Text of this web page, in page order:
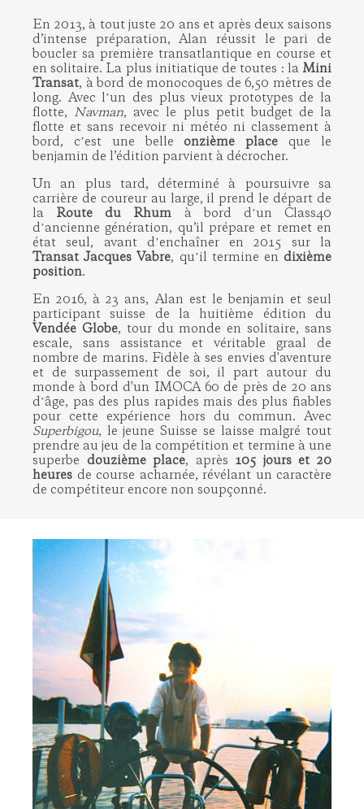
En 2013, à tout juste 20 ans et après deux saisons
d’intense préparation, Alan réussit le pari de
boucler sa première transatlantique en course et
en solitaire. La plus initiatique de toutes : la Mini
Transat, à bord de monocoques de 6,50 mètres de
long. Avec lʼun des plus vieux prototypes de la
flotte,Navman, avec le plus petit budget de la
flotte et sans recevoir ni météo ni classement à
bord, cʼest une belle onzième place que le
benjamin de l’édition parvient à décrocher.
Un an plus tard, déterminé à poursuivre sa
carrière de coureur au large, il prend le départ de
la Route du Rhum à bord dʼun Class40
dʼancienne génération, qu’il prépare et remet en
état seul, avant dʼenchaîner en 2015 sur la
Transat Jacques Vabre, quʼil termine en dixième
position.
En 2016, à 23 ans, Alan est le benjamin et seul
participant suisse de la huitième édition du
Vendée Globe, tour du monde en solitaire, sans
escale, sans assistance et véritable graal de
nombre de marins. Fidèle à ses envies d'aventure
et de surpassement de soi, il part autour du
monde à bord d'un IMOCA 60 de près de 20 ans
dʼâge, pas des plus rapides mais des plus fiables
pour cette expérience hors du commun. Avec
Superbigou, le jeune Suisse se laisse malgré tout
prendre au jeu de la compétition et termine à une
superbe douzième place, après 105 jours et 20
heures de course acharnée, révélant un caractère
de compétiteur encore non soupçonné.